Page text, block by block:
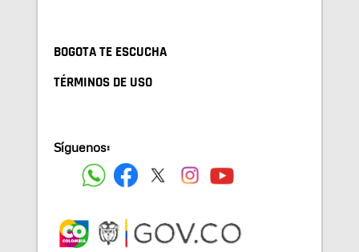
BOGOTA TE ESCUCHA
TÉRMINOS DE USO
Síguenos: